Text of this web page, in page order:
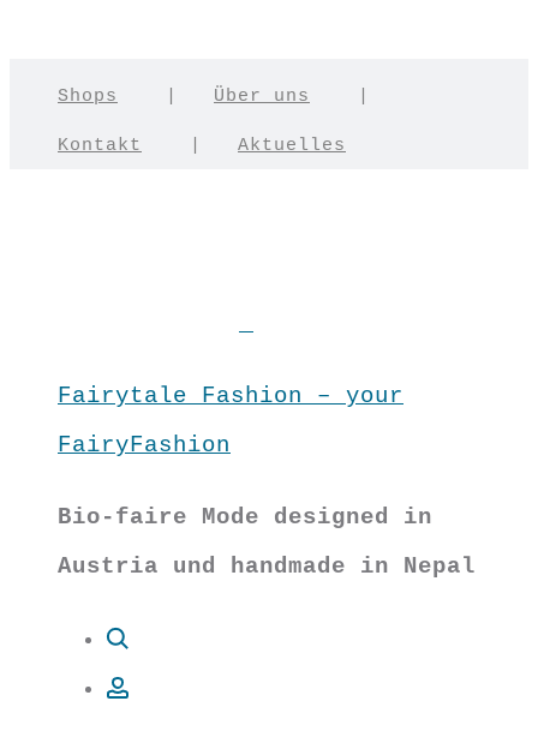
Shops Über uns
Kontakt Aktuelles
Fairytale Fashion – your
FairyFashion
Bio-faire Mode designed in
Austria und handmade in Nepal